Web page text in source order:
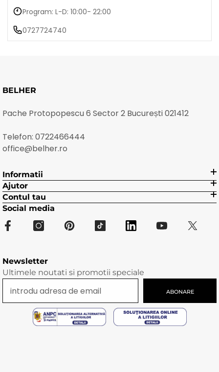
Program: L-D: 10:00- 22:00
0727724740
BELHER
Pache Protopopescu 6 Sector 2 București 021412
Telefon: 0722466444
office@belher.ro
Informatii
Ajutor
Contul tau
Social media
Newsletter
Ultimele noutati si promotii speciale
ABONARE